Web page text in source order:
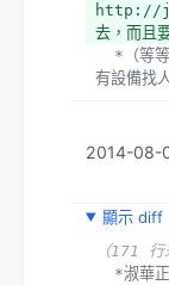
- 定宇廷
+ 定宇廷
http://
去，而且
有設備找
2014-08-
顯示 diff
（171 行
*淑